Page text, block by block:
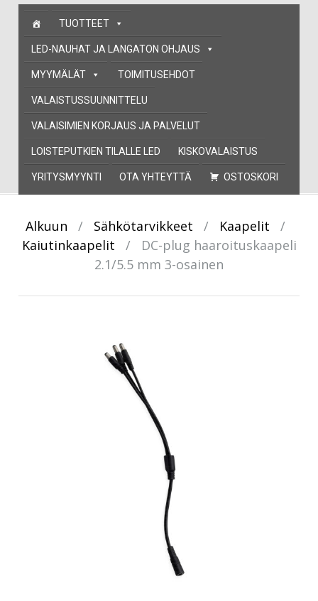
Skip
content
TUOTTEET
LED-NAUHAT JA LANGATON OHJAUS
MYYMÄLÄT TOIMITUSEHDOT
VALAISTUSSUUNNITTELU
VALAISIMIEN KORJAUS JA PALVELUT
LOISTEPUTKIEN TILALLE LED KISKOVALAISTUS
YRITYSMYYNTI OTA YHTEYTTÄ OSTOSKORI
Alkuun / Sähkötarvikkeet / Kaapelit
/
Kaiutinkaapelit
/
DC-plug haaroituskaapeli
2.1/5.5 mm 3-osainen